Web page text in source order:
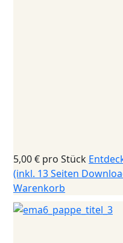
5,00 € pro Stück
(inkl. 13 Seiten
Warenkorb